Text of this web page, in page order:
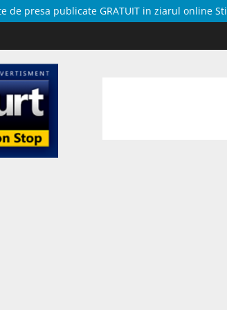
de presa publicate GRATUIT in ziarul online